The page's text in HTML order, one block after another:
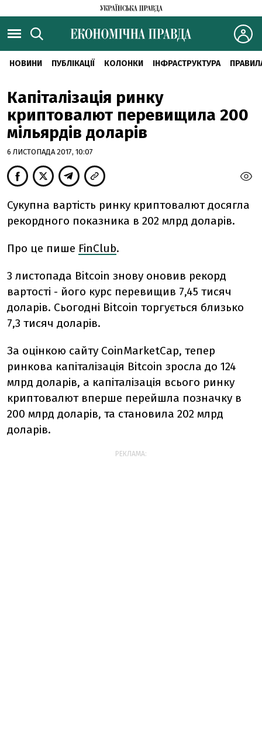
НОВИНИ ПУБЛІКАЦІЇ КОЛОНКИ ІНФРАСТРУКТУРА
Капіталізація ринку
криптовалют перевищила 200
мільярдів доларів
6 ЛИСТОПАДА 2017, 10:07
Сукупна вартість ринку криптовалют досягла
рекордного показника в 202 млрд доларів.
Про це пише FinClub.
3 листопада Bitcoin знову оновив рекорд
вартості - його курс перевищив 7,45 тисяч
доларів. Сьогодні Bitcoin торгується близько
7,3 тисяч доларів.
За оцінкою сайту CoinMarketCap, тепер
ринкова капіталізація Bitcoin зросла до 124
млрд доларів, а капіталізація всього ринку
криптовалют вперше перейшла позначку в
200 млрд доларів, та становила 202 млрд
доларів.
РЕКЛАМА: